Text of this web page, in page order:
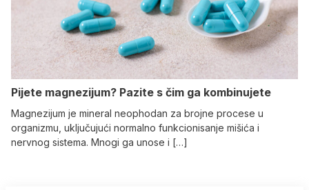
Pijete magnezijum? Pazite s čim ga kombinujete
Magnezijum je mineral neophodan za brojne procese u
organizmu, uključujući normalno funkcionisanje mišića i
nervnog sistema. Mnogi ga unose i […]